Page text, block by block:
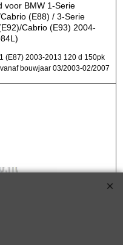
voor BMW 1-Serie
(E88) / 3-Serie
Cabrio (E93) 2004-
(E87) 2003-2013 120 d 150pk
bouwjaar 03/2003-02/2007